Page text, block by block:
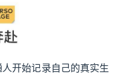
开始记录自己的真实生